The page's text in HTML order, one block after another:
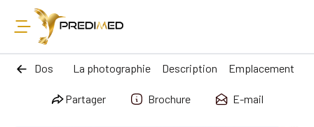
Dos La photographie Description Emplacement
Partager Brochure E-mail